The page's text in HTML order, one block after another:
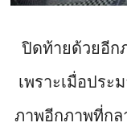
ปิดท้ายด้วยอีก
เพราะเมื่อปร
ภาพอีกภาพที่กล